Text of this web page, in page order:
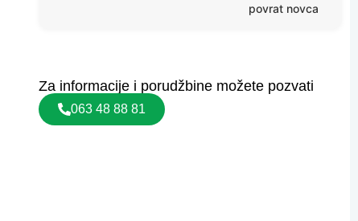
povrat novca
Za informacije i porudžbine možete pozvati
063 48 88 81